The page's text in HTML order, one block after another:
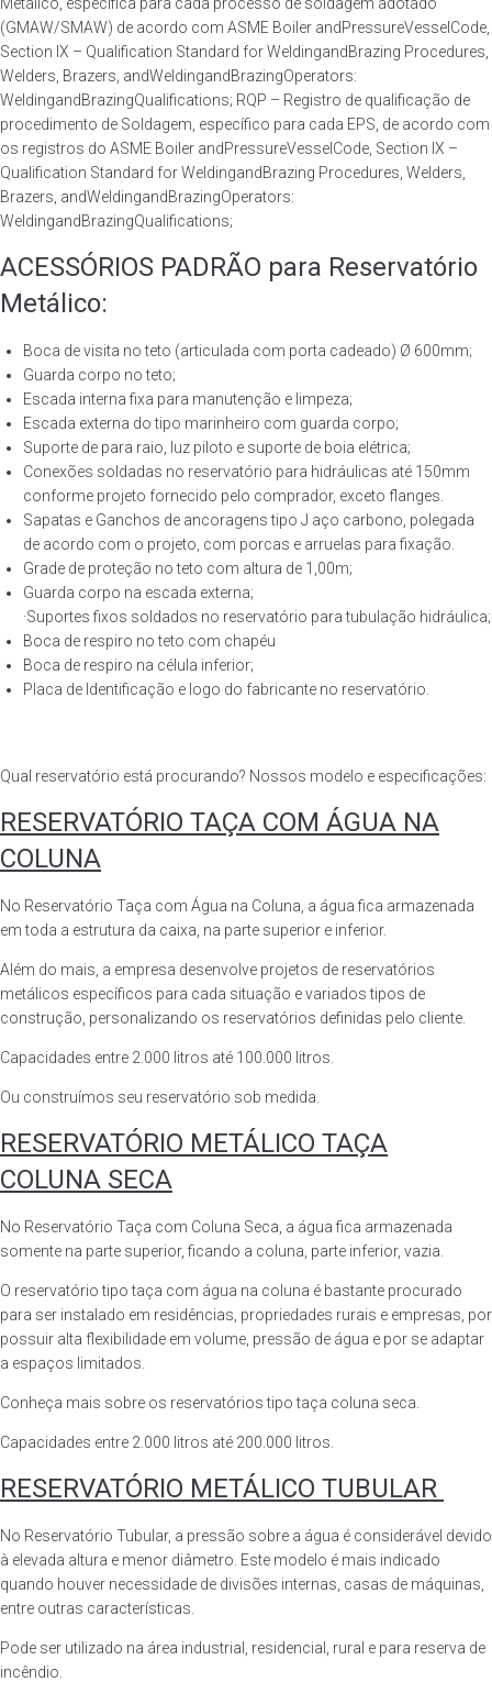
(GMAW/SMAW) de acordo com ASME Boiler andPressureVesselCode,
Section IX – Qualification Standard for WeldingandBrazing Procedures,
Welders, Brazers, andWeldingandBrazingOperators:
WeldingandBrazingQualifications; RQP – Registro de qualificação de
procedimento de Soldagem, específico para cada EPS, de acordo com
os registros do ASME Boiler andPressureVesselCode, Section IX –
Qualification Standard for WeldingandBrazing Procedures, Welders,
Brazers, andWeldingandBrazingOperators:
WeldingandBrazingQualifications;
ACESSÓRIOS PADRÃO para Reservatório
Metálico:
Boca de visita no teto (articulada com porta cadeado) Ø 600mm;
Guarda corpo no teto;
Escada interna fixa para manutenção e limpeza;
Escada externa do tipo marinheiro com guarda corpo;
Suporte de para raio, luz piloto e suporte de boia elétrica;
Conexões soldadas no reservatório para hidráulicas até 150mm
conforme projeto fornecido pelo comprador, exceto flanges.
Sapatas e Ganchos de ancoragens tipo J aço carbono, polegada
de acordo com o projeto, com porcas e arruelas para fixação.
Grade de proteção no teto com altura de 1,00m;
Guarda corpo na escada externa;
·Suportes fixos soldados no reservatório para tubulação hidráulica;
Boca de respiro no teto com chapéu
Boca de respiro na célula inferior;
Placa de Identificação e logo do fabricante no reservatório.
Qual reservatório está procurando? Nossos modelo e especificações:
RESERVATÓRIO TAÇA COM ÁGUA NA
COLUNA
No Reservatório Taça com Água na Coluna, a água fica armazenada
em toda a estrutura da caixa, na parte superior e inferior.
Além do mais, a empresa desenvolve projetos de reservatórios
metálicos específicos para cada situação e variados tipos de
construção, personalizando os reservatórios definidas pelo cliente.
Capacidades entre 2.000 litros até 100.000 litros.
Ou construímos seu reservatório sob medida.
RESERVATÓRIO METÁLICO TAÇA
COLUNA SECA
No Reservatório Taça com Coluna Seca, a água fica armazenada
somente na parte superior, ficando a coluna, parte inferior, vazia.
O reservatório tipo taça com água na coluna é bastante procurado
para ser instalado em residências, propriedades rurais e empresas, por
possuir alta flexibilidade em volume, pressão de água e por se adaptar
a espaços limitados.
Conheça mais sobre os reservatórios tipo taça coluna seca.
Capacidades entre 2.000 litros até 200.000 litros.
RESERVATÓRIO METÁLICO TUBULAR
No Reservatório Tubular, a pressão sobre a água é considerável devido
à elevada altura e menor diâmetro. Este modelo é mais indicado
quando houver necessidade de divisões internas, casas de máquinas,
entre outras características.
Pode ser utilizado na área industrial, residencial, rural e para reserva de
incêndio.